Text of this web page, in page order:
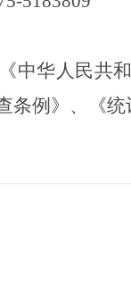
《中华人民共
条例》、《